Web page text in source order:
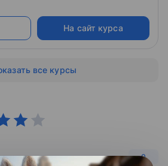
На сайт курса
все курсы
0